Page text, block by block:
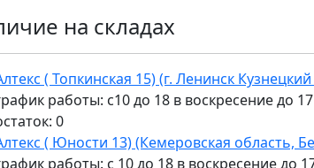
на складах
( Топкинская 15) (г. Ленинск
работы: с10 до 18 в воскресение до 17
0
( Юности 13) (Кемеровская область,
работы: с 10 до 18 в воскресение до